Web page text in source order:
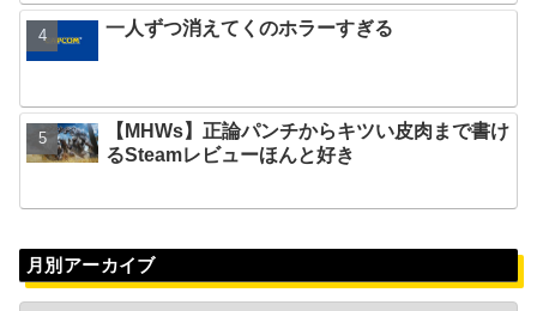
一人ずつ消えてくのホラーすぎる
【MHWs】正論パンチからキツい皮肉まで書け
るSteamレビューほんと好き
月別アーカイブ